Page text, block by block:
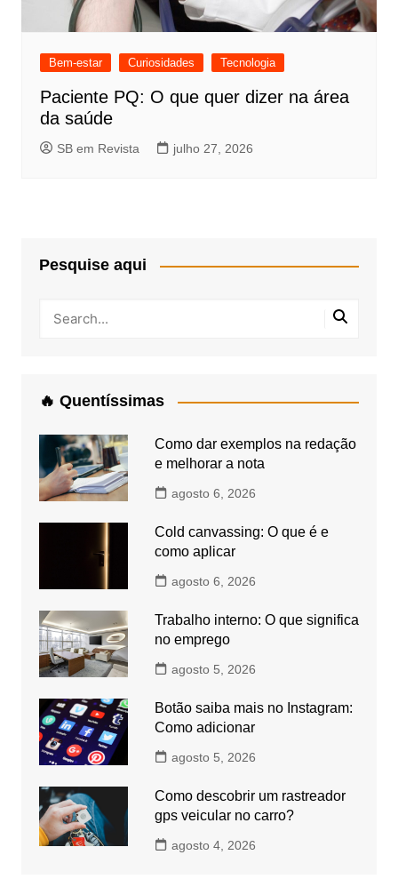
Bem-estar Curiosidades Tecnologia
Paciente PQ: O que quer dizer na área
da saúde
SB em Revista julho 27, 2026
Pesquise aqui
🔥 Quentíssimas
Como dar exemplos na redação
e melhorar a nota
agosto 6, 2026
Cold canvassing: O que é e
como aplicar
agosto 6, 2026
Trabalho interno: O que significa
no emprego
agosto 5, 2026
Botão saiba mais no Instagram:
Como adicionar
agosto 5, 2026
Como descobrir um rastreador
gps veicular no carro?
agosto 4, 2026